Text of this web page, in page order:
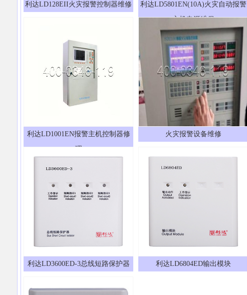
利达LD128EII火灾报警控制器维修
利达LD5801EN(10A)火灾自动报警
主机电源维保
利达LD1001EN报警主机控制器修
理
火灾报警设备维修
利达LD3600ED-3总线短路保护器 利达LD6804ED输出模块